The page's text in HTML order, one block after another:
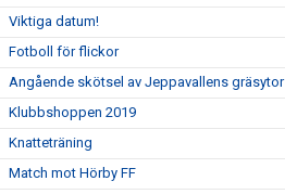
Viktiga datum!
Fotboll för flickor
Angående skötsel av Jeppavallens
Klubbshoppen 2019
Knatteträning
Match mot Hörby FF